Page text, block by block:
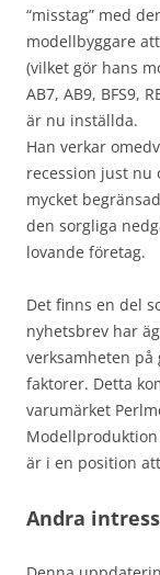
“misstag” med
modellbyggare
(vilket gör hans
AB7, AB9, BFS9,
är nu inställda.
Han verkar
recession just nu
mycket
den sorgliga
lovande företag.
Det finns en del
nyhetsbrev har
verksamheten på
faktorer. Detta
varumärket
är i en position
Andra